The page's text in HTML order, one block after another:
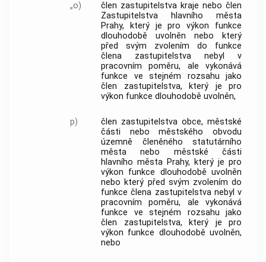
„o)
člen zastupitelstva kraje nebo člen
Zastupitelstva hlavního města
Prahy, který je pro výkon funkce
dlouhodobě uvolněn nebo který
před svým zvolením do funkce
člena zastupitelstva nebyl v
pracovním poměru, ale vykonává
funkce ve stejném rozsahu jako
člen zastupitelstva, který je pro
výkon funkce dlouhodobě uvolněn,
p)
člen zastupitelstva obce, městské
části nebo městského obvodu
územně členěného statutárního
města nebo městské části
hlavního města Prahy, který je pro
výkon funkce dlouhodobě uvolněn
nebo který před svým zvolením do
funkce člena zastupitelstva nebyl v
pracovním poměru, ale vykonává
funkce ve stejném rozsahu jako
člen zastupitelstva, který je pro
výkon funkce dlouhodobě uvolněn,
nebo